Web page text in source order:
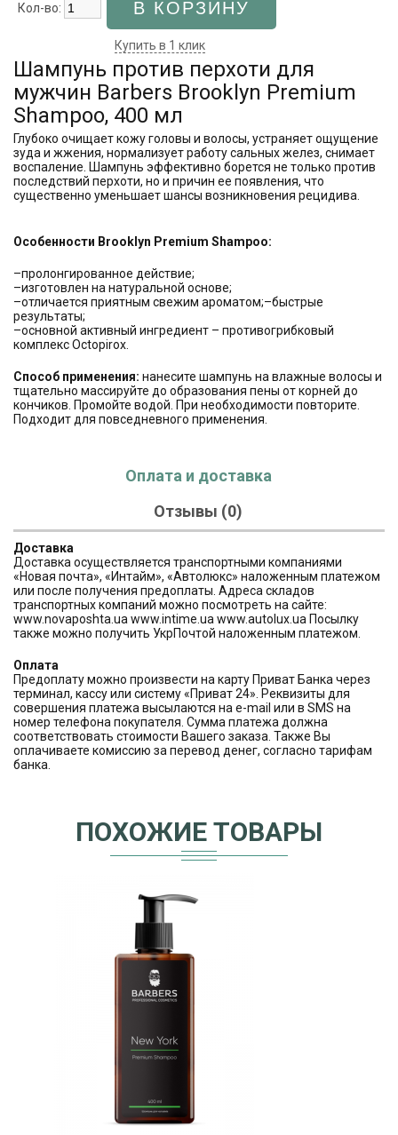
Кол-во:
Купить в 1 клик
Шампунь против перхоти для
мужчин Barbers Brooklyn Premium
Shampoo, 400 мл
Глубоко очищает кожу головы и волосы, устраняет ощущение
зуда и жжения, нормализует работу сальных желез, снимает
воспаление. Шампунь эффективно борется не только против
последствий перхоти, но и причин ее появления, что
существенно уменьшает шансы возникновения рецидива.
Особенности Brooklyn Premium Shampoo:
–пролонгированное действие;
–изготовлен на натуральной основе;
–отличается приятным свежим ароматом;–быстрые
результаты;
–основной активный ингредиент – противогрибковый
комплекс Octopirox.
Способ применения: нанесите шампунь на влажные волосы и
тщательно массируйте до образования пены от корней до
кончиков. Промойте водой. При необходимости повторите.
Подходит для повседневного применения.
Оплата и доставка
Отзывы (0)
Доставка
Доставка осуществляется транспортными компаниями
«Новая почта», «Интайм», «Автолюкс» наложенным платежом
или после получения предоплаты. Адреса складов
транспортных компаний можно посмотреть на сайте:
www.novaposhta.ua www.intime.ua www.autolux.ua Посылку
также можно получить УкрПочтой наложенным платежом.
Оплата
Предоплату можно произвести на карту Приват Банка через
терминал, кассу или систему «Приват 24». Реквизиты для
совершения платежа высылаются на e-mail или в SMS на
номер телефона покупателя. Сумма платежа должна
соответствовать стоимости Вашего заказа. Также Вы
оплачиваете комиссию за перевод денег, согласно тарифам
банка.
ПОХОЖИЕ ТОВАРЫ